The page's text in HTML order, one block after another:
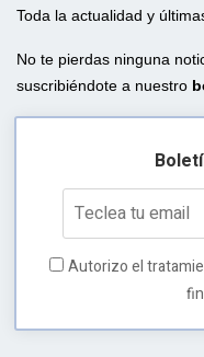
Toda la actualidad y
No te pierdas ninguna
suscribiéndote a nuestro
Autorizo el